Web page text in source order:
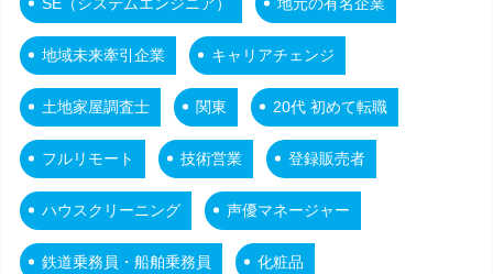
地域未来牽引企業 キャリアチェンジ
土地家屋調査士 関東 20代 初めて転職
フルリモート 技術営業 登録販売者
ハウスクリーニング 声優マネージャー
鉄道乗務員・船舶乗務員 化粧品